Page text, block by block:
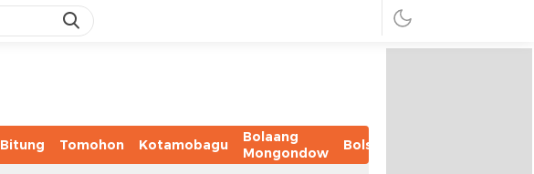
Bitung Tomohon Kotamobagu
Bolaang
Mongondow
Bolsel